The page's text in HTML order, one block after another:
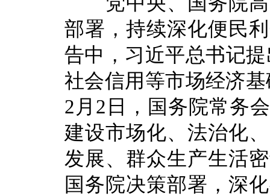
部署，持续深化便民
告中，习近平总书记
社会信用等市场经济
2月2日，国务院常务
建设市场化、法治化
发展、群众生产生活
国务院决策部署，深